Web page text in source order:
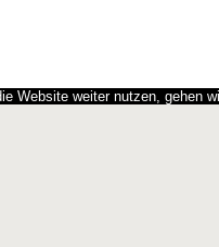
Website weiter nutzen, gehen